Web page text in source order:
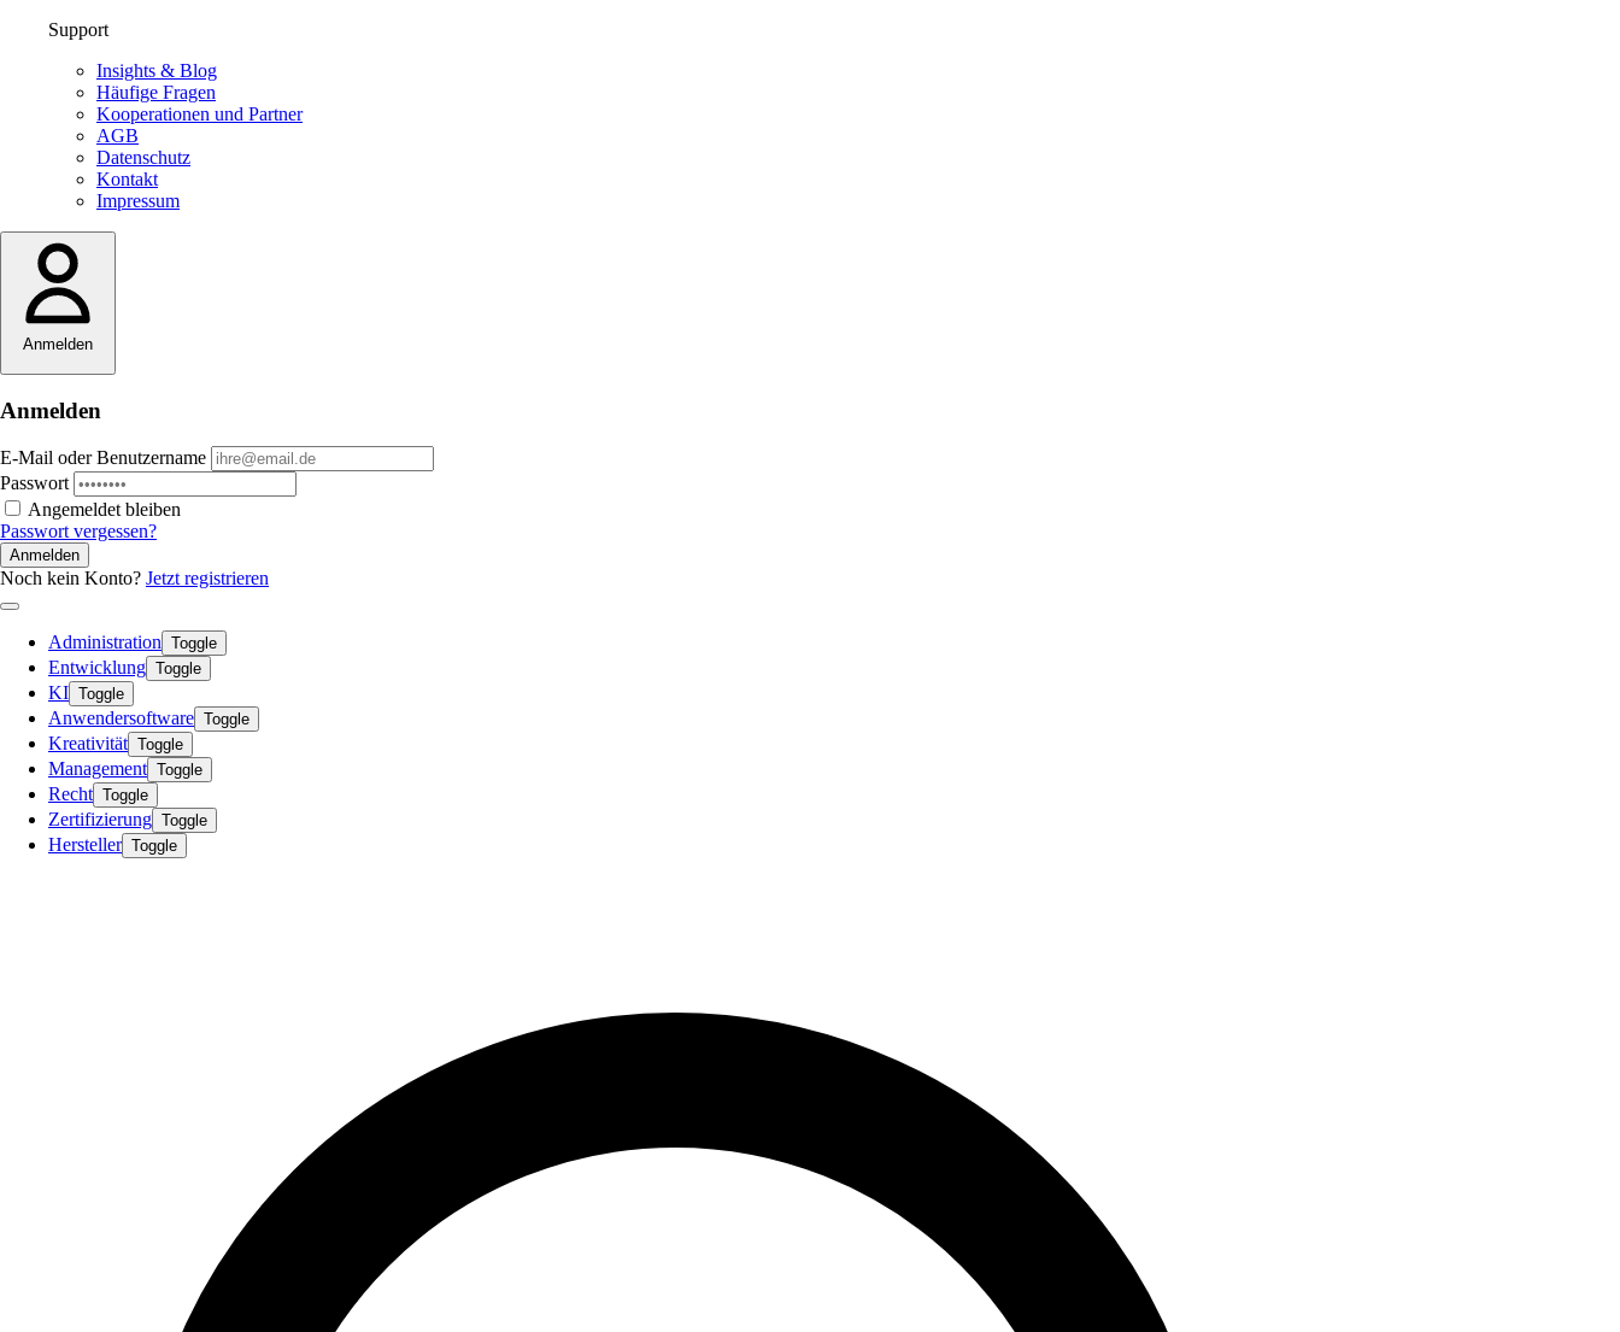
Support
Insights & Blog
Häufige Fragen
Kooperationen und Partner
AGB
Datenschutz
Kontakt
Impressum
Anmelden
Anmelden
E-Mail oder Benutzername
Passwort
Angemeldet bleiben
Passwort vergessen?
Anmelden
Noch kein Konto? Jetzt registrieren
Administration Toggle
Entwicklung Toggle
KI Toggle
Anwendersoftware Toggle
Kreativität Toggle
Management Toggle
Recht Toggle
Zertifizierung Toggle
Hersteller Toggle